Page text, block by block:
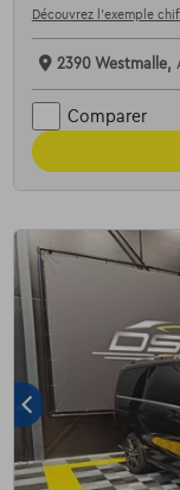
Découvrez l’exemple
2390 Westmalle,
Comparer